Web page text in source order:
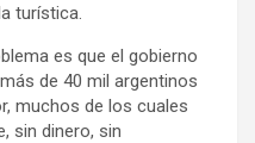
turística.
es que el gobierno
de 40 mil argentinos
muchos de los cuales
sin dinero, sin